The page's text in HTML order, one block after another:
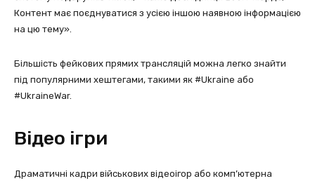
Контент має поєднуватися з усією іншою наявною інформацією
на цю тему».
Більшість фейкових прямих трансляцій можна легко знайти
під популярними хештегами, такими як #Ukraine або
#UkraineWar.
Відео ігри
Драматичні кадри військових відеоігор або комп’ютерна